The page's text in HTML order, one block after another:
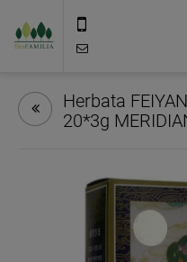
Herbata
20*3g